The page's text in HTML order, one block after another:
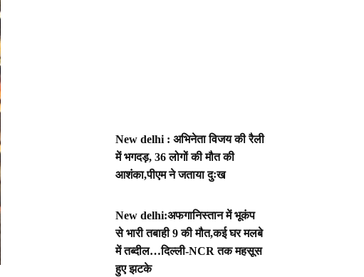
New delhi : अभिनेता विजय की रैली
में भगदड़, 36 लोगों की मौत की
आशंका,पीएम ने जताया दुःख
New delhi:अफगानिस्तान में भूकंप
से भारी तबाही 9 की मौत,कई घर मलबे
में तब्दील…दिल्ली-NCR तक महसूस
हुए झटके